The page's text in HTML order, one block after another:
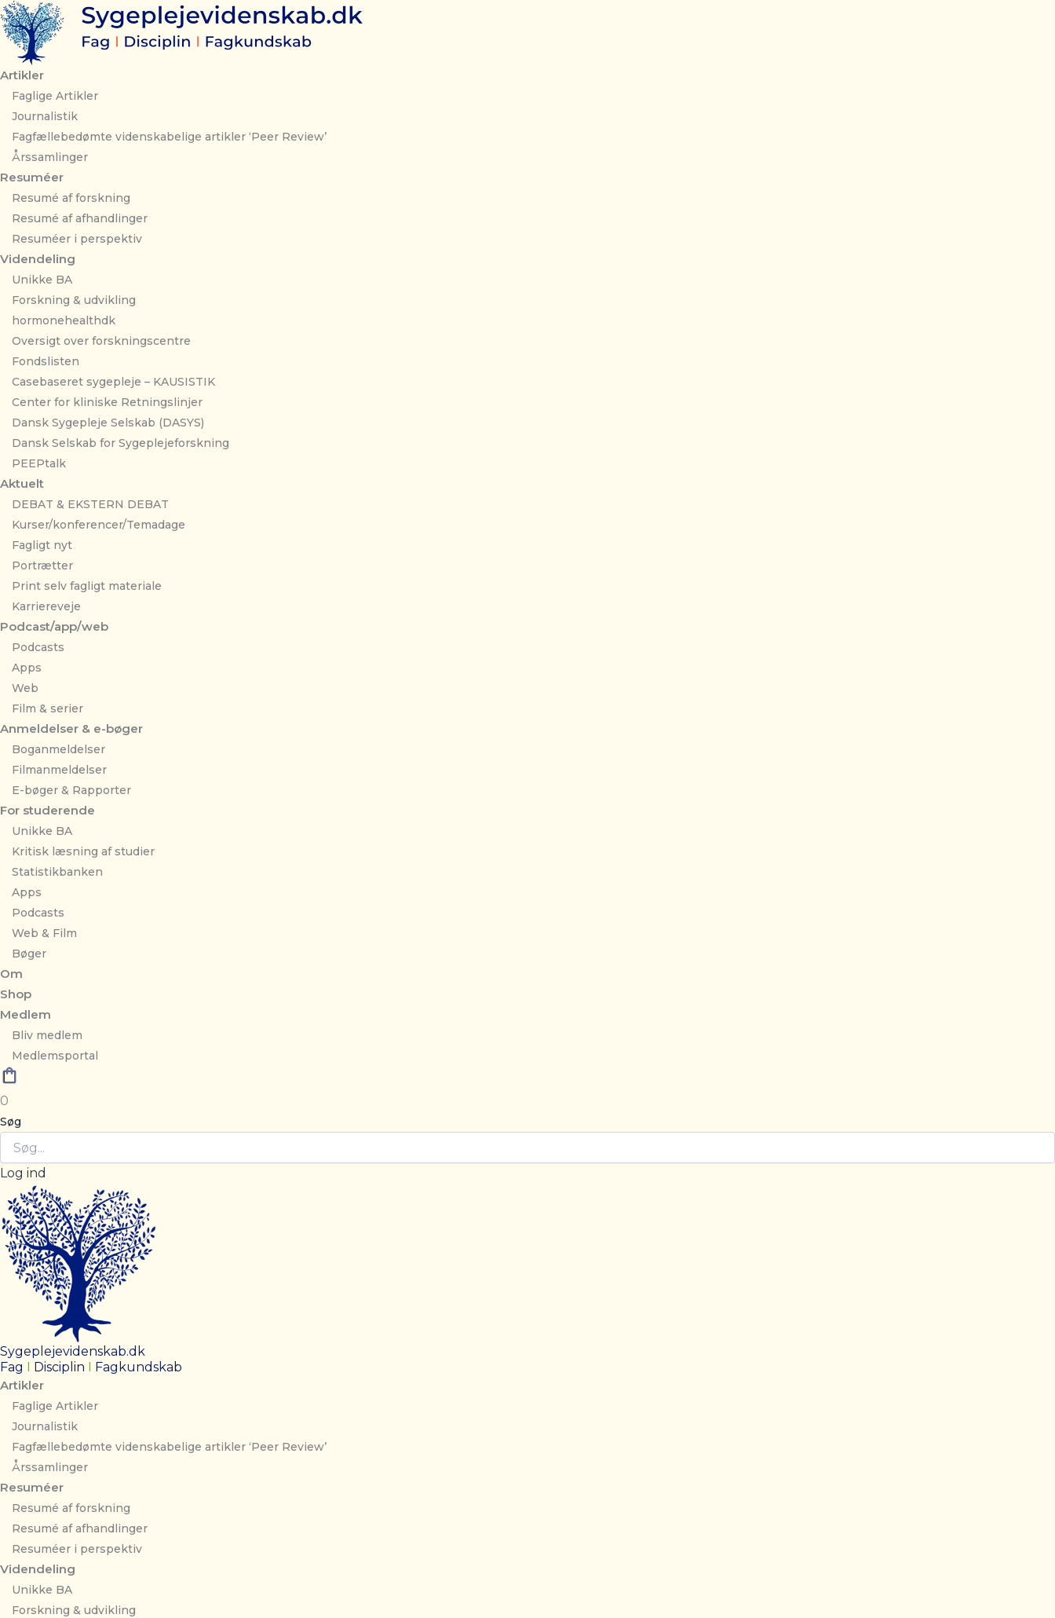
Gå
til
indholdet
Artikler
Faglige Artikler
Journalistik
Fagfællebedømte videnskabelige artikler ‘Peer Review’
Årssamlinger
Resuméer
Resumé af forskning
Resumé af afhandlinger
Resuméer i perspektiv
Videndeling
Unikke BA
Forskning & udvikling
hormonehealthdk
Oversigt over forskningscentre
Fondslisten
Casebaseret sygepleje – KAUSISTIK
Center for kliniske Retningslinjer
Dansk Sygepleje Selskab (DASYS)
Dansk Selskab for Sygeplejeforskning
PEEPtalk
Aktuelt
DEBAT & EKSTERN DEBAT
Kurser/konferencer/Temadage
Fagligt nyt
Portrætter
Print selv fagligt materiale
Karriereveje
Podcast/app/web
Podcasts
Apps
Web
Film & serier
Anmeldelser & e-bøger
Boganmeldelser
Filmanmeldelser
E-bøger & Rapporter
For studerende
Unikke BA
Kritisk læsning af studier
Statistikbanken
Apps
Podcasts
Web & Film
Bøger
Om
Shop
Medlem
Bliv medlem
Medlemsportal
0
Søg
Log ind
Sygeplejevidenskab.dk
Fag I Disciplin I Fagkundskab
Artikler
Faglige Artikler
Journalistik
Fagfællebedømte videnskabelige artikler ‘Peer Review’
Årssamlinger
Resuméer
Resumé af forskning
Resumé af afhandlinger
Resuméer i perspektiv
Videndeling
Unikke BA
Forskning & udvikling